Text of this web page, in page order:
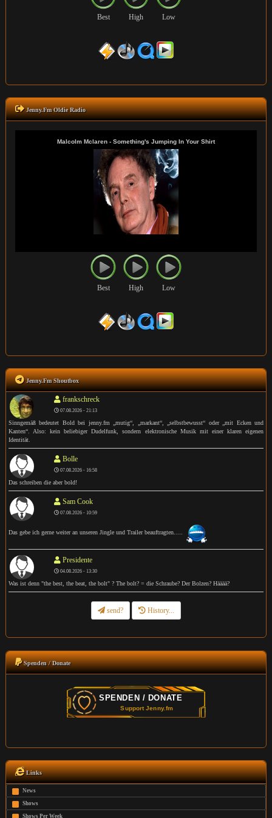
Best High Low
Jenny.Fm Oldie Radio
Best High Low
Jenny.Fm Shoutbox
frankschreck
07.08.2026 - 21:13
Sinngemäß bedeutet Bold bei jenny.fm „mutig“, „markant“, „selbstbewusst“ oder „mit Ecken und
Kanten“. Also: kein beliebiger Dudelfunk, sondern elektronische Musik mit einer klaren eigenen
Identität.
Bolle
07.08.2026 - 16:58
Das schreiben die aber bold!
Sam Cook
07.08.2026 - 10:59
Das gebe ich gerne weiter an unseren Jingle und Trailer beauftragten.....
Presidente
04.08.2026 - 13:30
Was ist denn "the best, the beat, the bolt" ? The bolt? = die Schraube? Der Bolzen? Hääää?
send? History...
Spenden / Donate
Links
News
Shows
Shows Per Week